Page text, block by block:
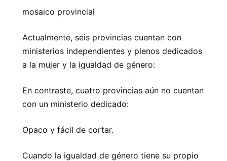
mosaico provincial
Actualmente, seis provincias cuentan con
ministerios independientes y plenos dedicados
a la mujer y la igualdad de género:
En contraste, cuatro provincias aún no cuentan
con un ministerio dedicado:
Opaco y fácil de cortar.
Cuando la igualdad de género tiene su propio